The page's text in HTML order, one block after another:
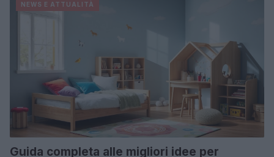
NEWS E ATTUALITÀ
Guida completa alle migliori idee per